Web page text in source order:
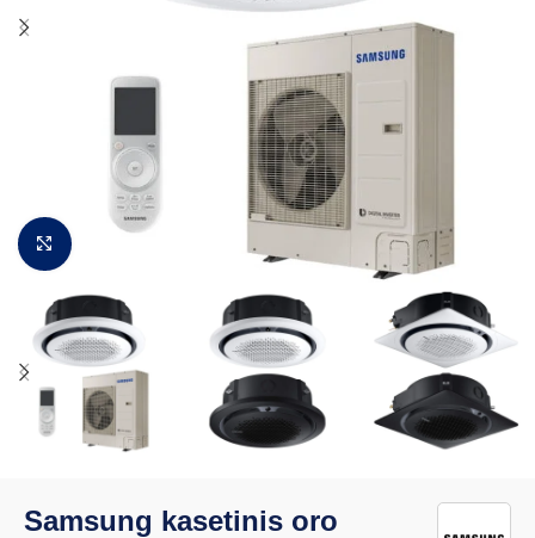
Padidinti vaizdą
Samsung kasetinis oro